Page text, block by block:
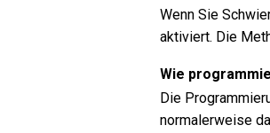
Wenn Sie
aktiviert. Die
Wie
Die
normalerweise